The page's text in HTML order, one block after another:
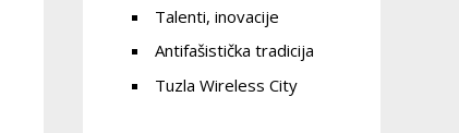
Talenti, inovacije
Antifašistička tradicija
Tuzla Wireless City